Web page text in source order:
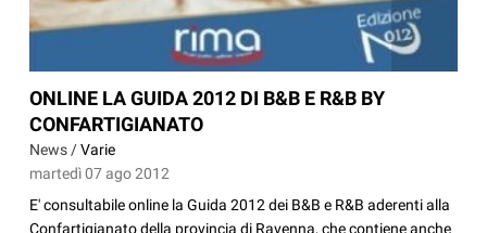
ONLINE LA GUIDA 2012 DI B&B E R&B BY
CONFARTIGIANATO
News /Varie
martedì 07 ago 2012
E' consultabile online la Guida 2012 dei B&B e R&B aderenti alla
Confartigianato della provincia di Ravenna, che contiene anche